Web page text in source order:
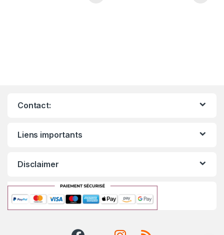
Contact:
Liens importants
Disclaimer